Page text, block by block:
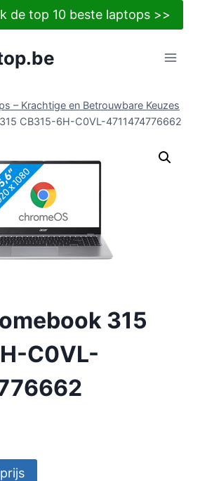
de top 10 beste laptops >>
– Krachtige en Betrouwbare Keuzes
CB315-6H-C0VL-4711474776662
315
C0VL-